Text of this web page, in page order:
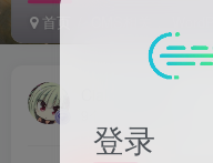
首页
登录